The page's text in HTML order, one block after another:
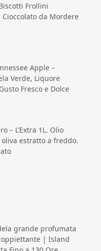
Frollini
da Mordere
Apple –
Verde, Liquore
Fresco e Dolce
– L’Extra 1L. Olio
estratto a freddo.
grande profumata
| Island